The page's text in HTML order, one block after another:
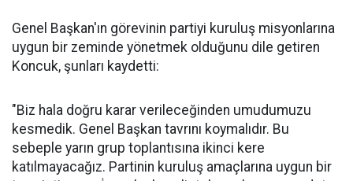
Genel Başkan'ın görevinin partiyi kuruluş misyonlarına
uygun bir zeminde yönetmek olduğunu dile getiren
Koncuk, şunları kaydetti:
"Biz hala doğru karar verileceğinden umudumuzu
kesmedik. Genel Başkan tavrını koymalıdır. Bu
sebeple yarın grup toplantısına ikinci kere
katılmayacağız. Partinin kuruluş amaçlarına uygun bir